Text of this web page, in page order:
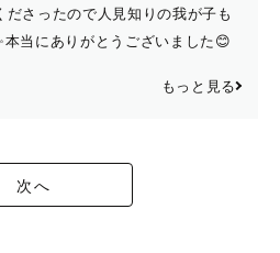
さったので人見知りの我が子も
当にありがとうございました😊
もっと見る
次へ